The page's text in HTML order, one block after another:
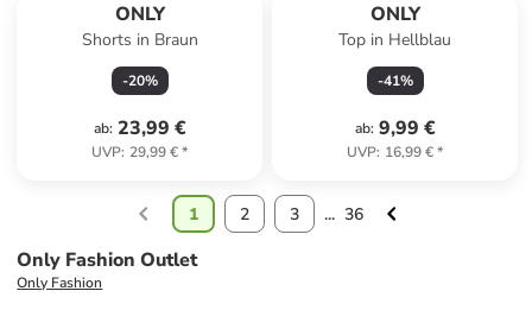
ONLY
Shorts in Braun
-20%
ab: 23,99 €
UVP: 29,99 €*
ONLY
Top in Hellblau
-41%
ab: 9,99 €
UVP: 16,99 €*
1 2 3 ... 36
Only Fashion Outlet
Only Fashion